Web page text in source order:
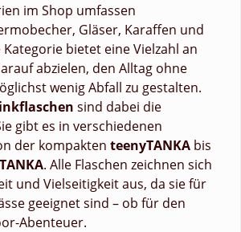
im Shop umfassen
Gläser, Karaffen und
Kategorie bietet eine Vielzahl an
abzielen, den Alltag ohne
wenig Abfall zu gestalten.
sind dabei die
gibt es in verschiedenen
der kompakten teenyTANKA bis
. Alle Flaschen zeichnen sich
und Vielseitigkeit aus, da sie für
geeignet sind – ob für den
Abenteuer.